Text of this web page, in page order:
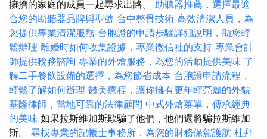
擁擠的家庭的成員一起尋求出路。 助聽器推薦，選擇最適
合您的助聽器品牌與型號 台中整骨技術 高效清潔人員，為
您提供專業清潔服務 台胞證的申請步驟詳細說明，助您輕
鬆辦理 離婚時如何收集證據，專業徵信社的支持 專業會計
師提供稅務諮詢 專業的外燴服務，為您的活動提供美味 了
解二手餐飲設備的選擇，為您節省成本 台胞證申請流程，
輕鬆了解如何辦理 醫美療程，讓你擁有更年輕亮麗的外貌
基隆律師，當地可靠的法律顧問 中式外燴菜單，傳承經典
的美味 如果拉斯維加斯欺騙了他們，他們還將騙拉斯維加
斯。 尋找專業的記帳士事務所，為您的財務保駕護航 杜拜